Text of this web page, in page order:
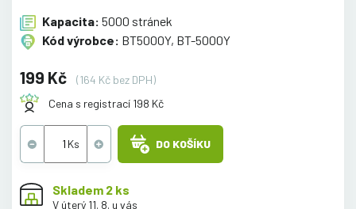
Kapacita: 5000 stránek
Kód výrobce: BT5000Y, BT-5000Y
199 Kč
(164 Kč bez DPH)
Cena s registrací 198 Kč
DO KOŠÍKU
Skladem 2 ks
V úterý 11. 8. u vás